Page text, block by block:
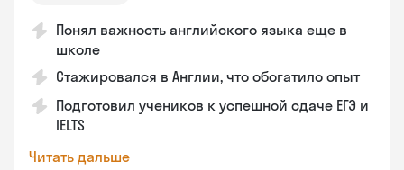
Понял важность английского языка еще в
школе
Стажировался в Англии, что обогатило опыт
Подготовил учеников к успешной сдаче ЕГЭ и
IELTS
Читать дальше